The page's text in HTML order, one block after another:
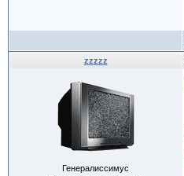
zzzzz
Генералиссимус